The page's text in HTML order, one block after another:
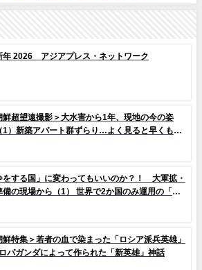
年 2026 アジアプレス・ネットワーク
鮮超望遠撮影＞大水害から1年、現地の今の姿
1）新築アパート群ずらり…よく見ると早くもタ
をする国」に変わってもいいのか？！ 大軍拡・
備の現場から（1） 世界で2か国のみ運用の「欠
鮮特集＞若者の血で染まった「ロシア派兵英雄」
パガンダによって作られた「新英雄」神話